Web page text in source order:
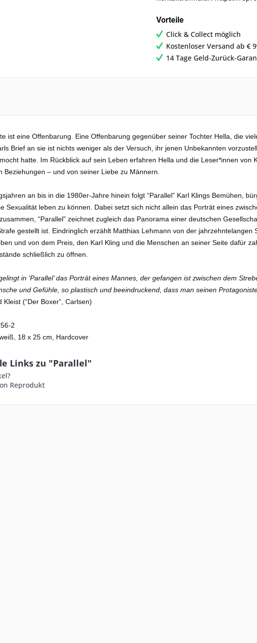
Vorteile
Click & Collect möglich
Kostenloser Versand ab €
14 Tage Geld-Zurück-
ist eine Offenbarung. Eine Offenbarung gegenüber seiner Tochter Hella, die
Brief an sie ist nichts weniger als der Versuch, ihr jenen Unbekannten
hatte. Im Rückblick auf sein Leben erfahren Hella und die Leser*innen von
Beziehungen – und von seiner Liebe zu Männern.
an bis in die 1980er-Jahre hinein folgt “Parallel” Karl Klings Bemühen,
Sexualität leben zu können. Dabei setzt sich nicht allein das Porträt eines
“Parallel” zeichnet zugleich das Panorama einer deutschen
gestellt ist. Eindringlich erzählt Matthias Lehmann von der jahrzehntelangen
und von dem Preis, den Karl Kling und die Menschen an seiner Seite dafür
schließlich zu öffnen.
in ‘Parallel’ das Porträt eines Mannes, der gefangen ist zwischen dem
und Gefühle, so plastisch und beeindruckend, dass man seinen
Kleist (“Der Boxer”, Carlsen)
2
18 x 25 cm, Hardcover
Links zu "Parallel"
Reprodukt